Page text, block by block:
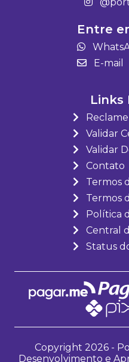
Entre
E-mail
Links
Validar
Validar
Contato
Termos
Termos
Política
Central
Status
Copyright 2026 -
Desenvolvimento e